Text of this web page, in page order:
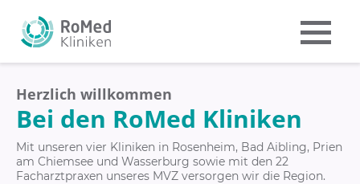
Herzlich willkommen
Bei den RoMed Kliniken
Mit unseren vier Kliniken in Rosenheim, Bad Aibling, Prien
am Chiemsee und Wasserburg sowie mit den 22
Facharztpraxen unseres MVZ versorgen wir die Region.